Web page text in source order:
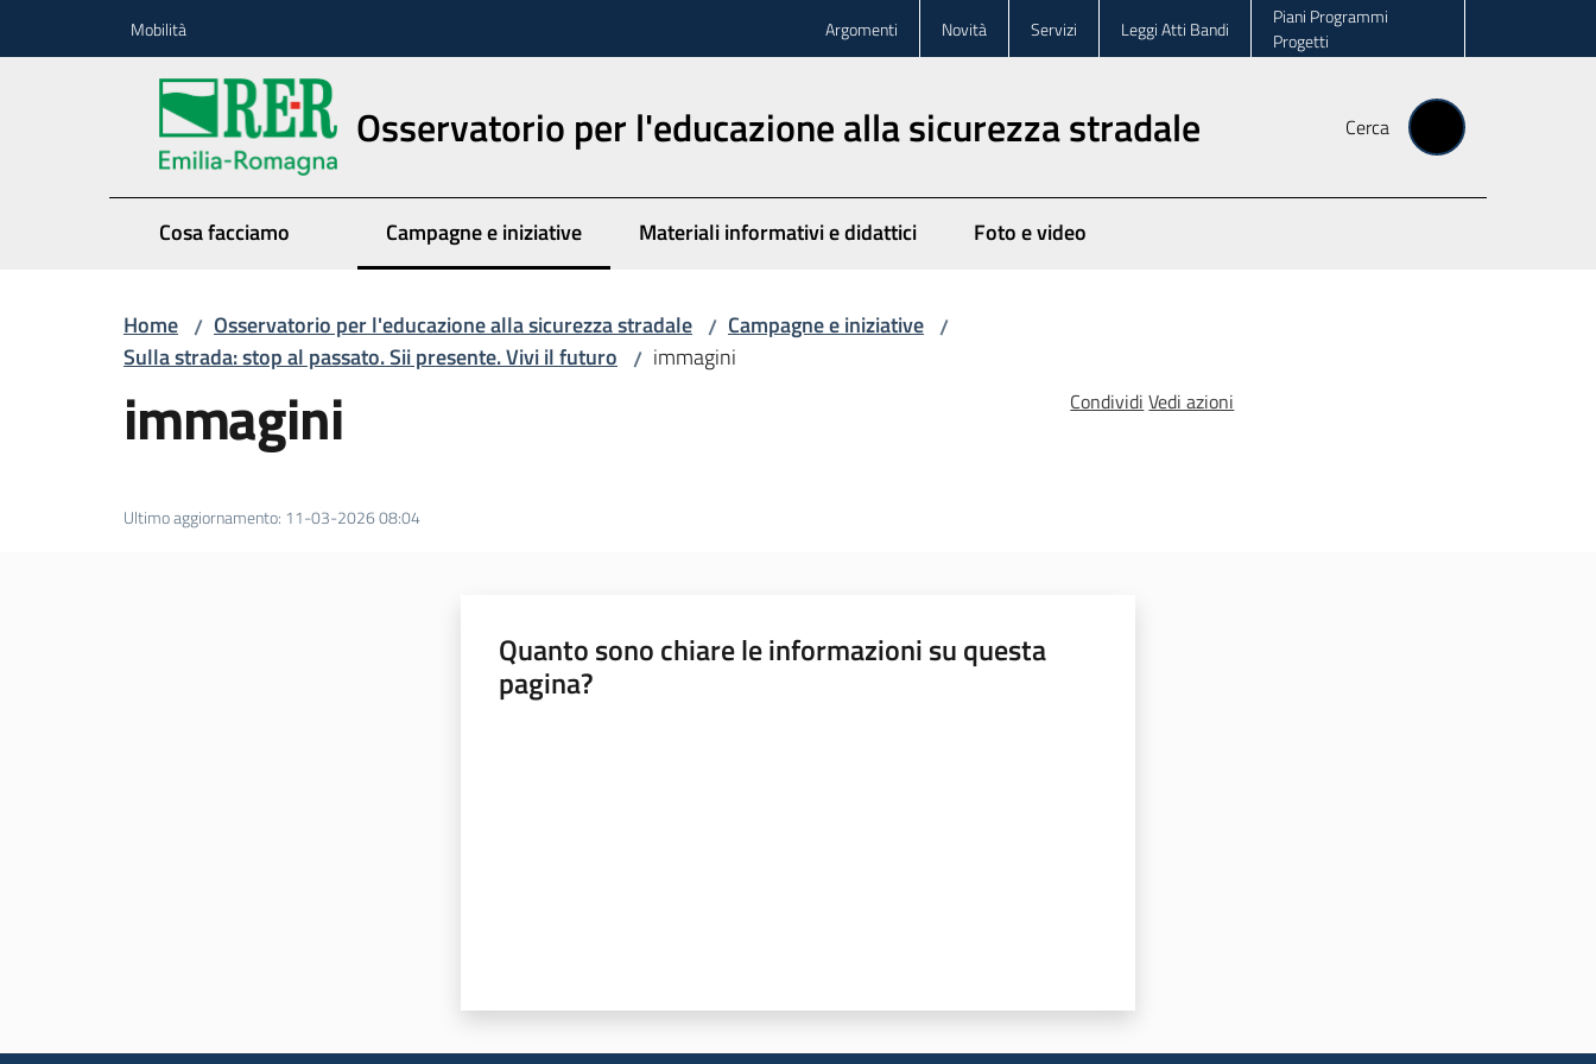
Mobilità Argomenti Novità Servizi Leggi Atti Bandi
Piani Programmi
Progetti
Osservatorio per l'educazione alla sicurezza stradale Cerca
Cosa facciamo Campagne e iniziative
Menu selezionato Materiali informativi e didattici Foto e video
Home / Osservatorio per l'educazione alla sicurezza stradale / Campagne e iniziative /
Sulla strada: stop al passato. Sii presente. Vivi il futuro / immagini
immagini Condividi Vedi azioni
Ultimo aggiornamento: 11-03-2026 08:04
Quanto sono chiare le informazioni su questa
pagina?